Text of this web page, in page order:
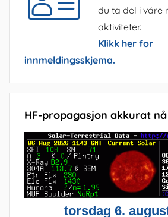
du ta del i våre
aktiviteter.
Klikk her for
innmeldingsskjema.
HF-propagasjon akkurat nå